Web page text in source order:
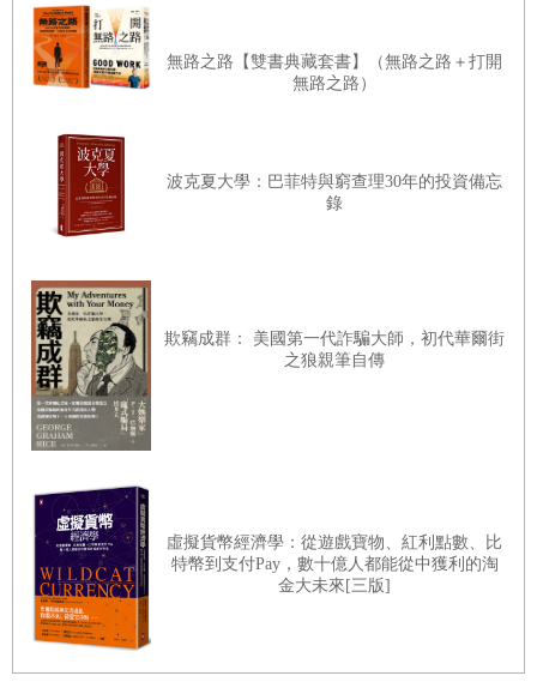
5|第二、三分鐘：抵達寧靜空間
步驟三：抵達寧靜空間
藉由敲打輸入訊息
第四、五分鐘：呼吸練習
連結呼吸與身體
力量的泉源：呼吸
連結你的呼吸
7|第六、七分鐘：駕馭思緒
用
CBT釐清思考模式
正向思考的問題
辨識思考模式
傾聽批判的聲音
步驟五：觀察思緒
無路之路【雙書典藏套書】（無路之路＋打開
無路之路）
波克夏大學：巴菲特與窮查理30年的投資備忘
錄
欺竊成群： 美國第一代詐騙大師，初代華爾街
之狼親筆自傳
虛擬貨幣經濟學：從遊戲寶物、紅利點數、比
特幣到支付Pay，數十億人都能從中獲利的淘
金大未來[三版]